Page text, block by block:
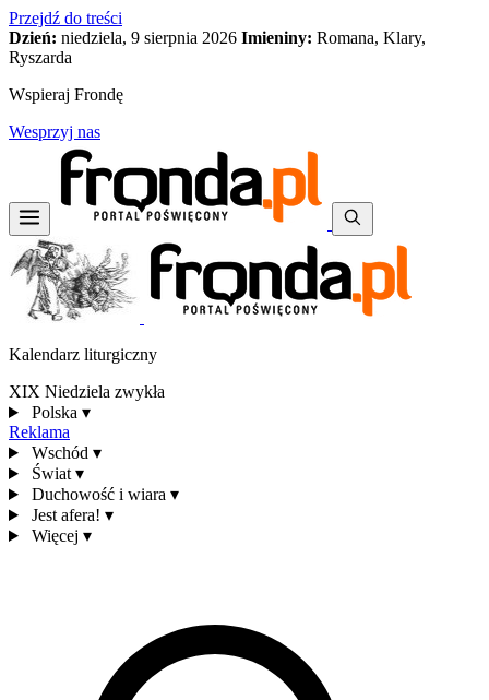
Przejdź do treści
Dzień: niedziela, 9 sierpnia 2026 Imieniny: Romana, Klary,
Ryszarda
Wspieraj Frondę
Wesprzyj nas
Kalendarz liturgiczny
XIX Niedziela zwykła
Polska ▾
Reklama
Wschód ▾
Świat ▾
Duchowość i wiara ▾
Jest afera! ▾
Więcej ▾